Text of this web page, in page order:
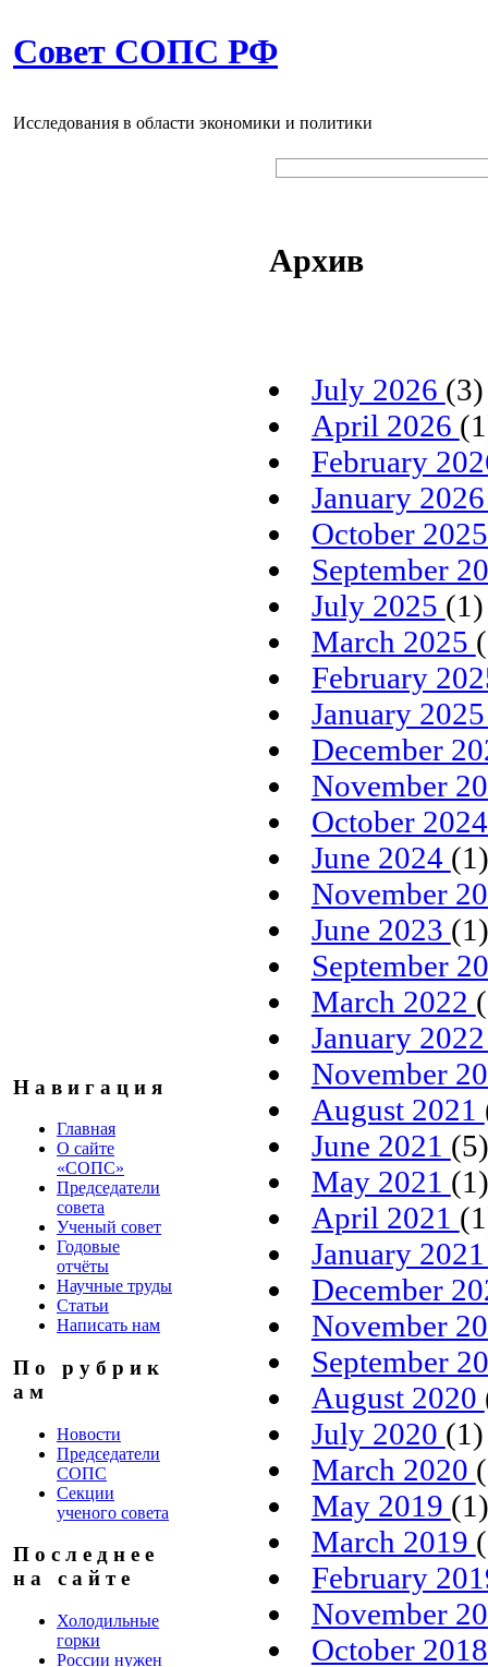
Совет СОПС РФ
Исследования в области экономики и политики
Н а в и г а ц и я
Главная
О сайте
«СОПС»
Председатели
совета
Ученый совет
Годовые
отчёты
Научные труды
Статьи
Написать нам
П о р у б р и к
а м
Новости
Председатели
СОПС
Секции
ученого совета
П о с л е д н е е
н а с а й т е
Холодильные
горки
России нужен
Архив
July 2026 (3)
April 2026
February
January
October
September
July 2025 (1)
March 2025
February
January
December
November
October
June 2024 (1)
November
June 2023 (1)
September
March 2022
January
November
August 2021
June 2021 (5)
May 2021 (1)
April 2021
January
December
November
September
August 2020
July 2020 (1)
March 2020
May 2019 (1)
March 2019
February
November
October